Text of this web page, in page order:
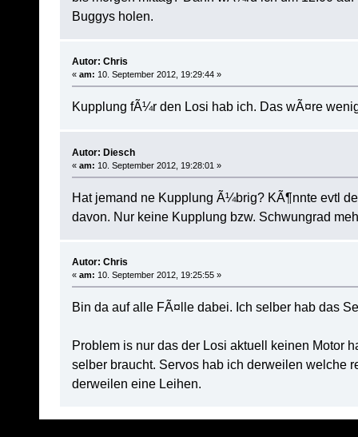
Buggys holen.
Autor: Chris
« am: 10. September 2012, 19:29:44 »
Kupplung fÃ¼r den Losi hab ich. Das wÃ¤re
Autor: Diesch
« am: 10. September 2012, 19:28:01 »
Hat jemand ne Kupplung Ã¼brig? KÃ¶nnte evtl
davon. Nur keine Kupplung bzw. Schwungrad
Autor: Chris
« am: 10. September 2012, 19:25:55 »
Bin da auf alle FÃ¤lle dabei. Ich selber hab das
Problem is nur das der Losi aktuell keinen Motor
selber braucht. Servos hab ich derweilen welche
derweilen eine Leihen.